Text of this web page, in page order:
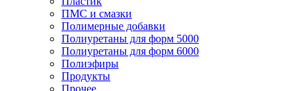
ПМС и смазки
Полимерные добавки
Полиуретаны для форм 5000
Полиуретаны для форм 6000
Полиэфиры
Продукты
Прочее